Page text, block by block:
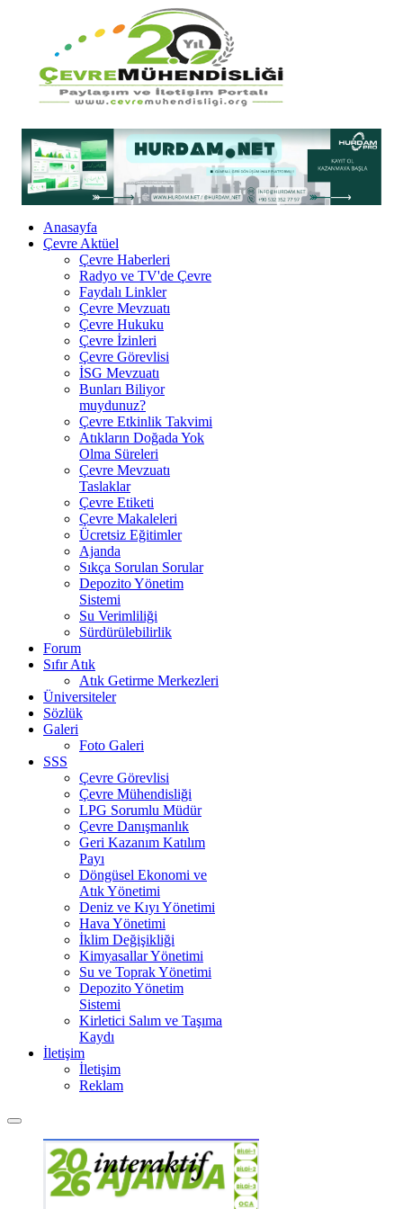
Anasayfa
Çevre Aktüel
Çevre Haberleri
Radyo ve TV'de Çevre
Faydalı Linkler
Çevre Mevzuatı
Çevre Hukuku
Çevre İzinleri
Çevre Görevlisi
İSG Mevzuatı
Bunları Biliyor
muydunuz?
Çevre Etkinlik Takvimi
Atıkların Doğada Yok
Olma Süreleri
Çevre Mevzuatı
Taslaklar
Çevre Etiketi
Çevre Makaleleri
Ücretsiz Eğitimler
Ajanda
Sıkça Sorulan Sorular
Depozito Yönetim
Sistemi
Su Verimliliği
Sürdürülebilirlik
Forum
Sıfır Atık
Atık Getirme Merkezleri
Üniversiteler
Sözlük
Galeri
Foto Galeri
SSS
Çevre Görevlisi
Çevre Mühendisliği
LPG Sorumlu Müdür
Çevre Danışmanlık
Geri Kazanım Katılım
Payı
Döngüsel Ekonomi ve
Atık Yönetimi
Deniz ve Kıyı Yönetimi
Hava Yönetimi
İklim Değişikliği
Kimyasallar Yönetimi
Su ve Toprak Yönetimi
Depozito Yönetim
Sistemi
Kirletici Salım ve Taşıma
Kaydı
İletişim
İletişim
Reklam